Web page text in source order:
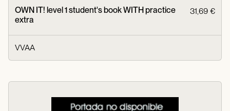
OWN IT! level 1 student's book WITH practice
extra
31,69 €
VVAA